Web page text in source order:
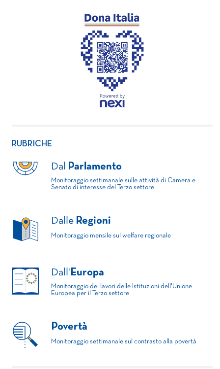
RUBRICHE
Dal Parlamento
Monitoraggio settimanale sulle attività di Camera e
Senato di interesse del Terzo settore
Dalle Regioni
Monitoraggio mensile sul welfare regionale
Dall' Europa
Monitoraggio dei lavori delle Istituzioni dell'Unione
Europea per il Terzo settore
Povertà
Monitoraggio settimanale sul contrasto alla povertà